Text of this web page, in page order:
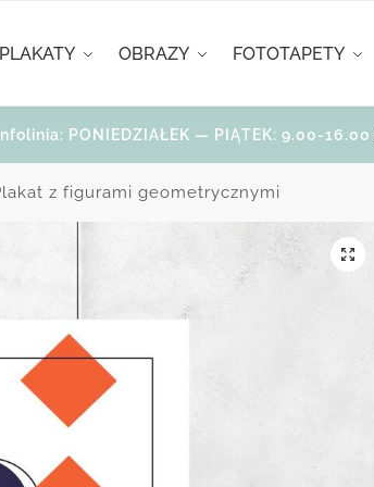
PLAKATY OBRAZY FOTOTAPETY
Infolinia: PONIEDZIAŁEK — PIĄTEK: 9.00-16.00
z figurami geometrycznymi